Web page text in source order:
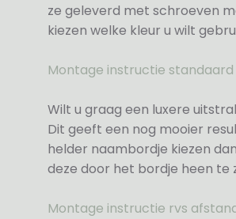
ze geleverd met schroeven
kiezen welke kleur u wilt
Montage instructie
Wilt u graag een luxere
Dit geeft een nog mooier
helder naambordje kiezen
deze door het bordje heen te
Montage instructie rvs